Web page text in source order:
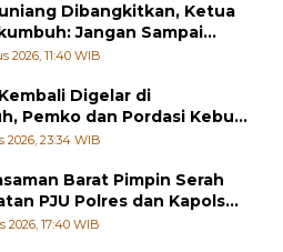
Dibangkitkan, Ketua
Jangan Sampai
Hilang Jati Diri
2026, 11:40 WIB
Digelar di
Pemko dan Pordasi Kebut
2026, 23:34 WIB
Barat Pimpin Serah
PJU Polres dan Kapolsek
2026, 17:40 WIB